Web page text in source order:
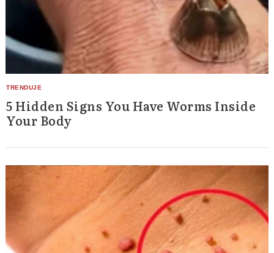
5 Hidden Signs You Have Worms Inside
Your Body